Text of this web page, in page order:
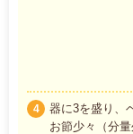
4
器に3を盛り、
お節少々（分量